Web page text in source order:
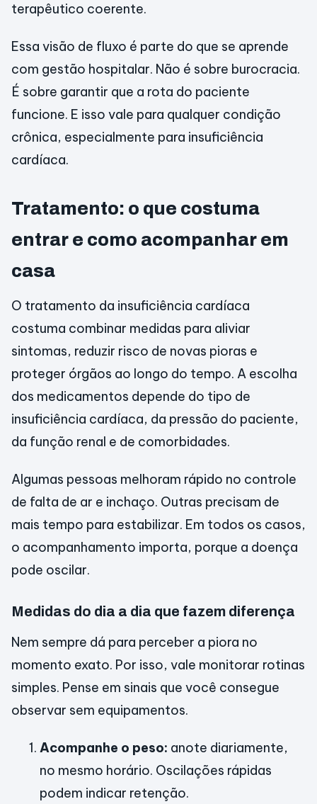
terapêutico coerente.
Essa visão de fluxo é parte do que se aprende
com gestão hospitalar. Não é sobre burocracia.
É sobre garantir que a rota do paciente
funcione. E isso vale para qualquer condição
crônica, especialmente para insuficiência
cardíaca.
Tratamento: o que costuma
entrar e como acompanhar em
casa
O tratamento da insuficiência cardíaca
costuma combinar medidas para aliviar
sintomas, reduzir risco de novas pioras e
proteger órgãos ao longo do tempo. A escolha
dos medicamentos depende do tipo de
insuficiência cardíaca, da pressão do paciente,
da função renal e de comorbidades.
Algumas pessoas melhoram rápido no controle
de falta de ar e inchaço. Outras precisam de
mais tempo para estabilizar. Em todos os casos,
o acompanhamento importa, porque a doença
pode oscilar.
Medidas do dia a dia que fazem diferença
Nem sempre dá para perceber a piora no
momento exato. Por isso, vale monitorar rotinas
simples. Pense em sinais que você consegue
observar sem equipamentos.
Acompanhe o peso: anote diariamente,
no mesmo horário. Oscilações rápidas
podem indicar retenção.